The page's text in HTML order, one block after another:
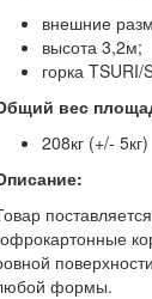
внешние
высота 3,2м;
горка
вес
208кг (+/- 5кг)
формы.